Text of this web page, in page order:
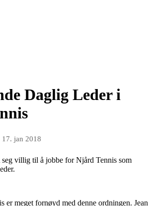
Daglig Leder i
17. jan 2018
seg villig til å jobbe for Njård Tennis som
er meget fornøyd med denne ordningen. Jean